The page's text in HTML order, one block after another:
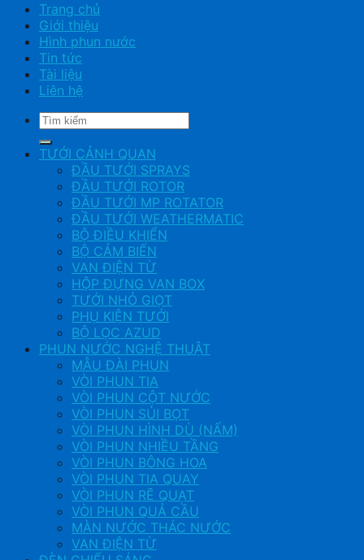
Trang chủ
Giới thiệu
Hình phun nước
Tin tức
Tài liệu
Liên hệ
Tìm
TƯỚI CẢNH QUAN
ĐẦU TƯỚI SPRAYS
ĐẦU TƯỚI ROTOR
ĐẦU TƯỚI MP ROTATOR
ĐẦU TƯỚI WEATHERMATIC
BỘ ĐIỀU KHIỂN
BỘ CẢM BIẾN
VAN ĐIỆN TỪ
HỘP ĐỰNG VAN BOX
TƯỚI NHỎ GIỌT
PHỤ KIỆN TƯỚI
BỘ LỌC AZUD
PHUN NƯỚC NGHỆ THUẬT
MẪU ĐÀI PHUN
VÒI PHUN TIA
VÒI PHUN CỘT NƯỚC
VÒI PHUN SỦI BỌT
VÒI PHUN HÌNH DÙ (NẤM)
VÒI PHUN NHIỀU TẦNG
VÒI PHUN BÔNG HOA
VÒI PHUN TIA QUAY
VÒI PHUN RẼ QUẠT
VÒI PHUN QUẢ CẦU
MÀN NƯỚC THÁC NƯỚC
VAN ĐIỆN TỪ